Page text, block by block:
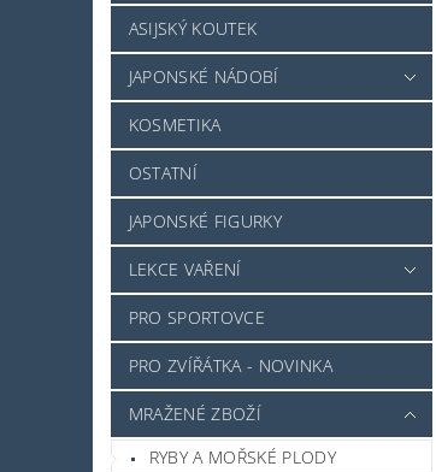
ASIJSKÝ KOUTEK
JAPONSKÉ NÁDOBÍ
KOSMETIKA
OSTATNÍ
JAPONSKÉ FIGURKY
LEKCE VAŘENÍ
PRO SPORTOVCE
PRO ZVÍŘÁTKA - NOVINKA
MRAŽENÉ ZBOŽÍ
RYBY A MOŘSKÉ PLODY